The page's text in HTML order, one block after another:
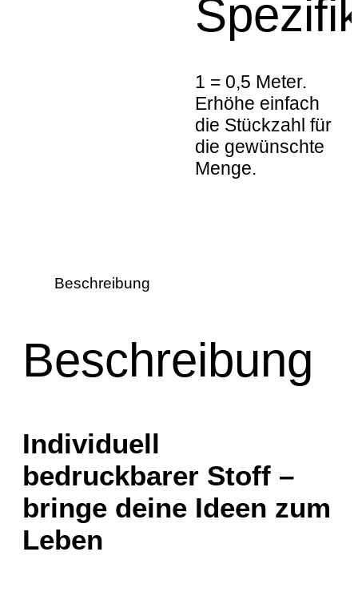
1 = 0,5 Meter.
Erhöhe einfach
die Stückzahl für
die gewünschte
Menge.
Beschreibung
Beschreibung
Individuell
bedruckbarer Stoff –
bringe deine Ideen zum
Leben